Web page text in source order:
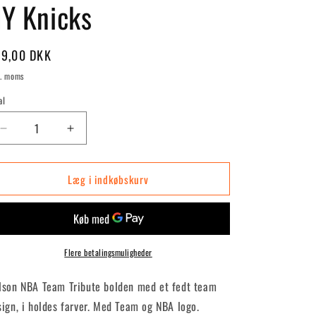
Knicks
DKK
moms
Reducer
antallet
for
Tribute
-
Øg
antallet
for
Team
Tribute
7
-
NY
Læg i indkøbskurv
Flere betalingsmuligheder
NBA Team Tribute bolden med et fedt team
i holdes farver. Med Team og NBA logo.